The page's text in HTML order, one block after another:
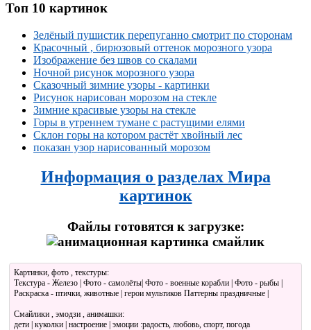
Топ 10 картинок
Зелёный пушистик перепуганно смотрит по сторонам
Красочный , бирюзовый оттенок морозного узора
Изображение без швов со скалами
Ночной рисунок морозного узора
Сказочный зимние узоры - картинки
Рисунок нарисован морозом на стекле
Зимние красивые узоры на стекле
Горы в утреннем тумане с растущими елями
Склон горы на котором растёт хвойный лес
показан узор нарисованный морозом
Информация о разделах Мира
картинок
Файлы готовятся к загрузке:
Картинки, фото , текстуры:
Текстура - Железо | Фото - самолёты| Фото - военные корабли | Фото - рыбы |
Раскраска - птички, животные | герои мультиков Паттерны праздничные |
Смайлики , эмодзи , анимашки:
дети | куколки | настроение | эмоции :радость, любовь, спорт, погода